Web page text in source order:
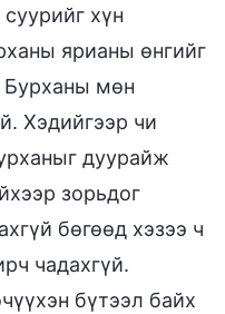
хүн
ярианы өнгийг
Бурханы мөн
Хэдийгээр чи
дуурайж
зорьдог
бөгөөд хэзээ ч
чадахгүй.
бүтээл байх